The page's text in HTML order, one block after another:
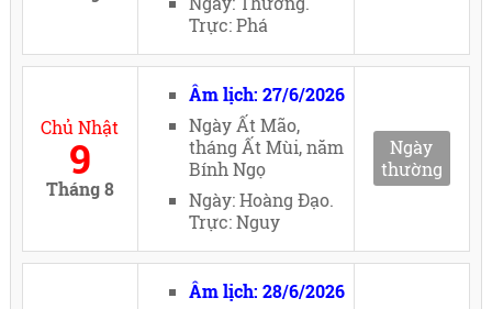
Trực: Phá
Chủ Nhật
9
Tháng 8
Âm lịch: 27/6/2026
Ngày Ất Mão,
tháng Ất Mùi, năm
Bính Ngọ
Ngày: Hoàng Đạo.
Trực: Nguy
Ngày
thường
Âm lịch: 28/6/2026